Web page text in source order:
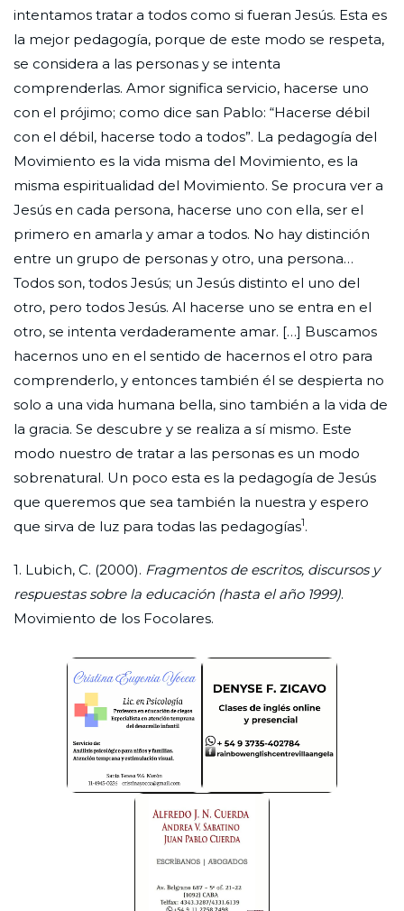
intentamos tratar a todos como si fueran Jesús. Esta es
la mejor pedagogía, porque de este modo se respeta,
se considera a las personas y se intenta
comprenderlas. Amor significa servicio, hacerse uno
con el prójimo; como dice san Pablo: “Hacerse débil
con el débil, hacerse todo a todos”. La pedagogía del
Movimiento es la vida misma del Movimiento, es la
misma espiritualidad del Movimiento. Se procura ver a
Jesús en cada persona, hacerse uno con ella, ser el
primero en amarla y amar a todos. No hay distinción
entre un grupo de personas y otro, una persona…
Todos son, todos Jesús; un Jesús distinto el uno del
otro, pero todos Jesús. Al hacerse uno se entra en el
otro, se intenta verdaderamente amar. […] Buscamos
hacernos uno en el sentido de hacernos el otro para
comprenderlo, y entonces también él se despierta no
solo a una vida humana bella, sino también a la vida de
la gracia. Se descubre y se realiza a sí mismo. Este
modo nuestro de tratar a las personas es un modo
sobrenatural. Un poco esta es la pedagogía de Jesús
que queremos que sea también la nuestra y espero
que sirva de luz para todas las pedagogías1.
1. Lubich, C. (2000). Fragmentos de escritos, discursos y
respuestas sobre la educación (hasta el año 1999).
Movimiento de los Focolares.